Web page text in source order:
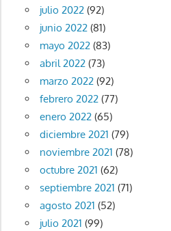
julio 2022(92)
junio 2022(81)
mayo 2022(83)
abril 2022(73)
marzo 2022(92)
febrero 2022(77)
enero 2022(65)
diciembre 2021 (79)
noviembre 2021 (78)
octubre 2021 (62)
septiembre 2021 (71)
agosto 2021 (52)
julio 2021 (99)